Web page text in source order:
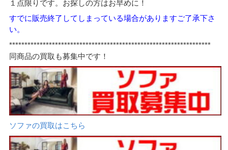
１点限りです。お探しの方はお早めに！
すでに販売終了してしまっている場合がありますご了承下さ
い。
******************************************************************
同商品の買取も募集中です！
ソファの買取はこちら